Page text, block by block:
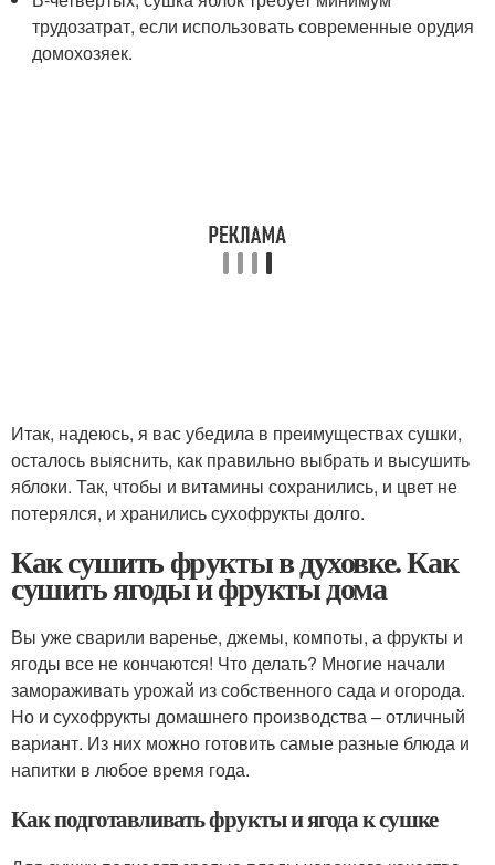
трудозатрат, если использовать современные орудия
домохозяек.
Итак, надеюсь, я вас убедила в преимуществах сушки,
осталось выяснить, как правильно выбрать и высушить
яблоки. Так, чтобы и витамины сохранились, и цвет не
потерялся, и хранились сухофрукты долго.
Как сушить фрукты в духовке. Как
сушить ягоды и фрукты дома
Вы уже сварили варенье, джемы, компоты, а фрукты и
ягоды все не кончаются! Что делать? Многие начали
замораживать урожай из собственного сада и огорода.
Но и сухофрукты домашнего производства – отличный
вариант. Из них можно готовить самые разные блюда и
напитки в любое время года.
Как подготавливать фрукты и ягода к сушке